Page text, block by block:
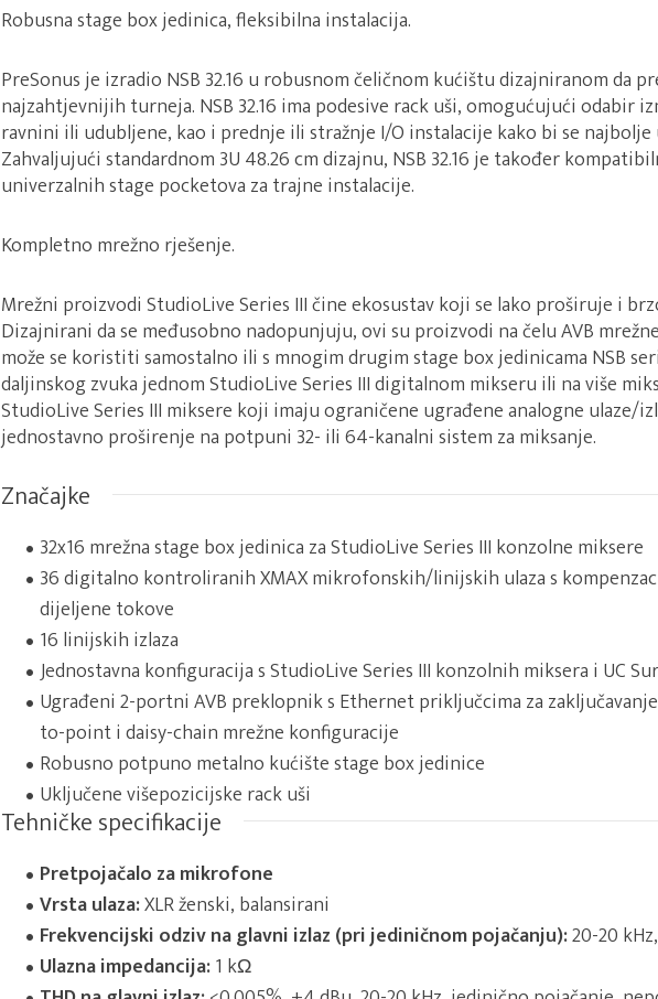
Robusna stage box jedinica, fleksibilna instalacija.
PreSonus je izradio NSB 32.16 u robusnom čeličnom kućištu dizajniranom da
najzahtjevnijih turneja. NSB 32.16 ima podesive rack uši, omogućujući odabir
ravnini ili udubljene, kao i prednje ili stražnje I/O instalacije kako bi se najbolje
Zahvaljujući standardnom 3U 48.26 cm dizajnu, NSB 32.16 je također
univerzalnih stage pocketova za trajne instalacije.
Kompletno mrežno rješenje.
Mrežni proizvodi StudioLive Series III čine ekosustav koji se lako proširuje i
Dizajnirani da se međusobno nadopunjuju, ovi su proizvodi na čelu AVB
može se koristiti samostalno ili s mnogim drugim stage box jedinicama NSB
daljinskog zvuka jednom StudioLive Series III digitalnom mikseru ili na više
StudioLive Series III miksere koji imaju ograničene ugrađene analogne ulaze/
jednostavno proširenje na potpuni 32- ili 64-kanalni sistem za miksanje.
Značajke
32x16 mrežna stage box jedinica za StudioLive Series III konzolne miksere
36 digitalno kontroliranih XMAX mikrofonskih/linijskih ulaza s
dijeljene tokove
16 linijskih izlaza
Jednostavna konfiguracija s StudioLive Series III konzolnih miksera i UC
Ugrađeni 2-portni AVB preklopnik s Ethernet priključcima za
to-point i daisy-chain mrežne konfiguracije
Robusno potpuno metalno kućište stage box jedinice
Uključene višepozicijske rack uši
Tehničke specifikacije
Pretpojačalo za mikrofone
Vrsta ulaza:XLR ženski, balansirani
Frekvencijski odziv na glavni izlaz (pri jediničnom pojačanju):20-20
Ulazna impedancija:1 kΩ